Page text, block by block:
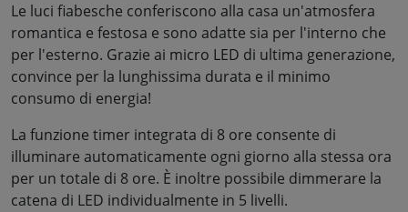
Le luci fiabesche conferiscono alla casa un'atmosfera
romantica e festosa e sono adatte sia per l'interno che
per l'esterno. Grazie ai micro LED di ultima generazione,
convince per la lunghissima durata e il minimo
consumo di energia!
La funzione timer integrata di 8 ore consente di
illuminare automaticamente ogni giorno alla stessa ora
per un totale di 8 ore. È inoltre possibile dimmerare la
catena di LED individualmente in 5 livelli.